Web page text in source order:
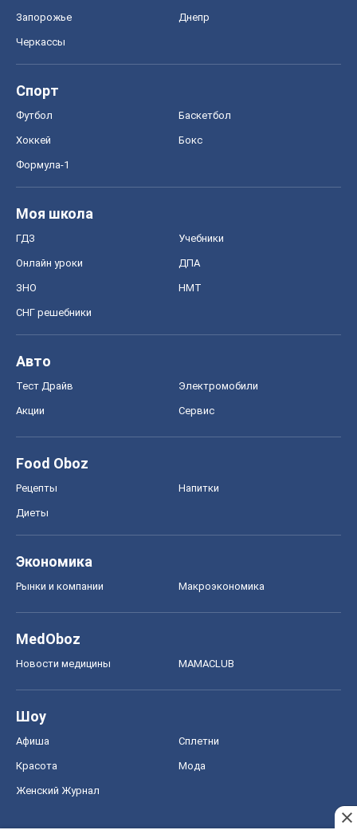
Запорожье Днепр
Черкассы
Спорт
Футбол Баскетбол
Хоккей Бокс
Формула-1
Моя школа
ГДЗ Учебники
Онлайн уроки ДПА
ЗНО НМТ
СНГ решебники
Авто
Тест Драйв Электромобили
Акции Сервис
Food Oboz
Рецепты Напитки
Диеты
Экономика
Рынки и компании Mакроэкономика
MedOboz
Новости медицины MAMACLUB
Шоу
Афиша Сплетни
Красота Мода
Женский Журнал